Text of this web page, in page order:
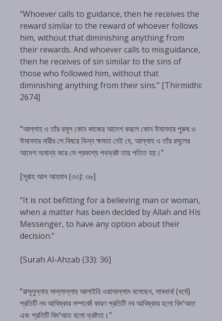
“Whoever calls to guidance, then he receives the
reward similar to the reward of whoever follows
him, without that diminishing anything from
their rewards. And whoever calls to misguidance,
then he receives of sin similar to the sins of
those who followed him, without that
diminishing anything from their sins.” [Thirmidhi:
2674]
“আল্লাহ ও তাঁর রসূল কোন কাজের আদেশ করলে কোন ঈমানদার পুরুষ ও
ঈমানদার নারীর সে বিষয়ে ভিন্ন ক্ষমতা নেই যে, আল্লাহ ও তাঁর রসূলের
আদেশ অমান্য করে সে প্রকাশ্য পথভ্রষ্ট তায় পতিত হয়।”
[সূরাহ আল আহযাব (৩৩): ৩৬]
“It is not befitting for a believing man or woman,
when a matter has been decided by Allah and His
Messenger, to have any option about their
decision.”
[Surah Al-Ahzab (33): 36]
“রাসূলুল্লাহ সাল্লাল্লাহু আলাইহি ওয়াসাল্লাম বলেছেন, সাবধান! (ধর্মে)
প্রতিটি নব আবিষ্কার সম্পর্কে! কারণ প্রতিটি নব আবিষ্কার হলো বিদ‘আত
এবং প্রতিটি বিদ‘আত হলো ভ্রষ্টতা।”